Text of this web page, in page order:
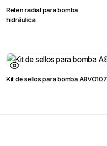
Reten radial para bomba
hidráulica
Kit de sellos para bomba A8VO107